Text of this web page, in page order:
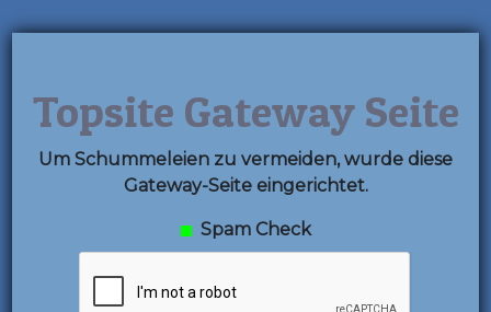
Topsite Gateway Seite
Um Schummeleien zu vermeiden, wurde diese
Gateway-Seite eingerichtet.
Spam Check